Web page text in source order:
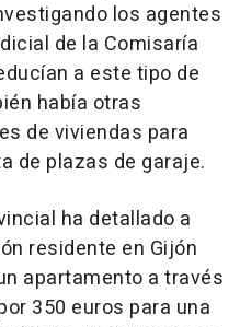
los agentes
de la Comisaría
a este tipo de
había otras
de viviendas para
de plazas de garaje.
ha detallado a
residente en Gijón
apartamento a través
350 euros para una